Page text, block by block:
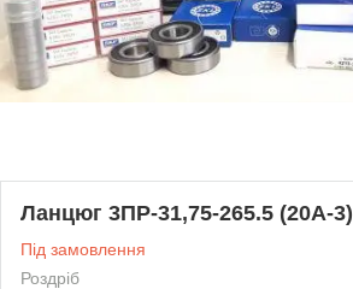
Ланцюг 3ПР-31,75-265.5 (20А-3)
Під замовлення
Роздріб